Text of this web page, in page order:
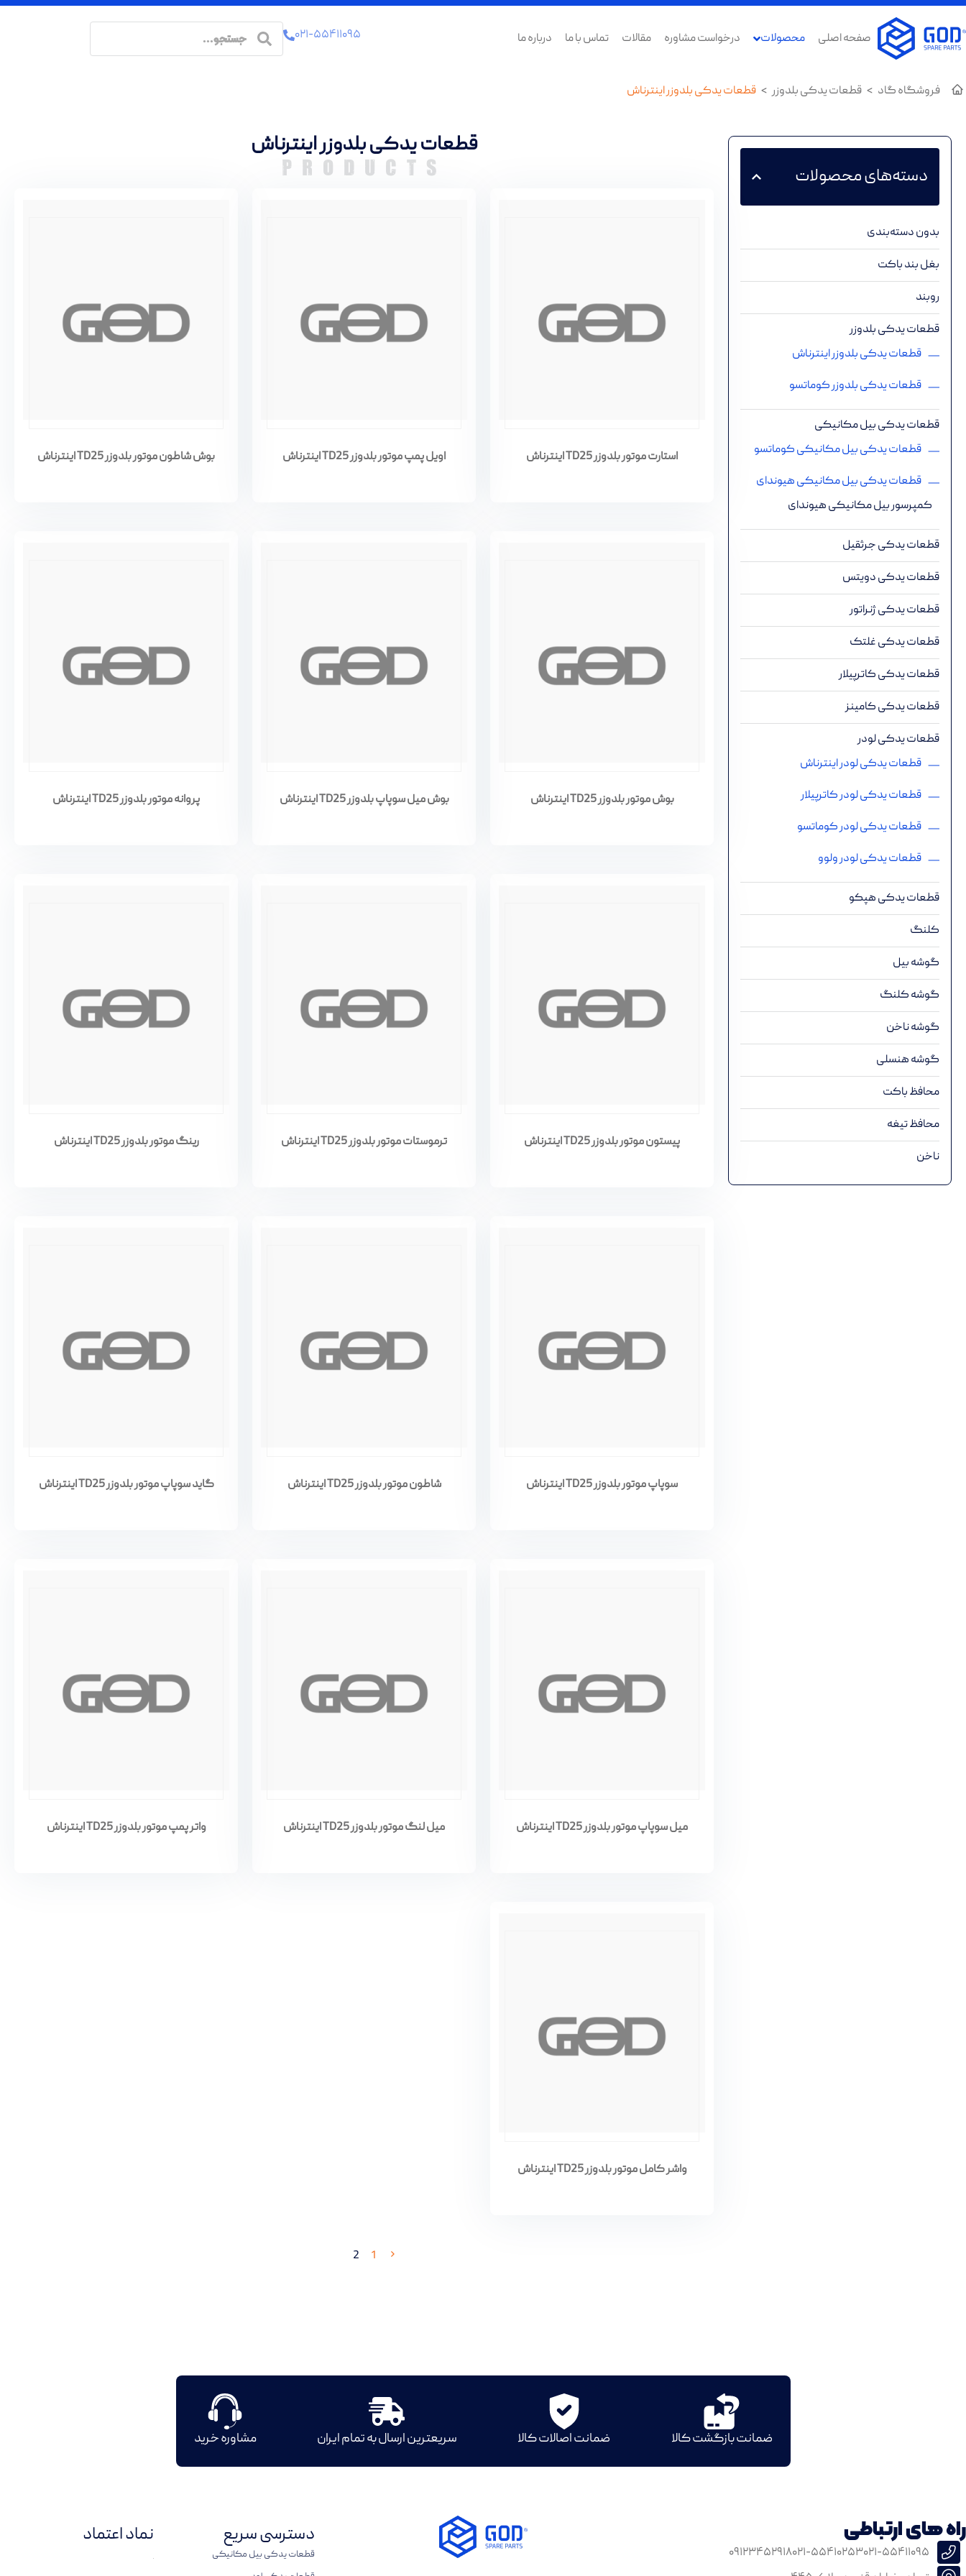
صفحه اصلی محصولات درخواست مشاوره مقالات تماس با ما درباره ما ۰۲۱-۵۵۴۱۱۰۹۵
فروشگاه گاد > قطعات یدکی بلدوزر > قطعات یدکی بلدوزر اینترناش
دسته‌های محصولات
بدون دسته‌بندی
بغل بند باکت
روبند
قطعات یدکی بلدوزر
قطعات یدکی بلدوزر اینترناش
قطعات یدکی بلدوزر کوماتسو
قطعات یدکی بیل مکانیکی
قطعات یدکی بیل مکانیکی کوماتسو
قطعات یدکی بیل مکانیکی هیوندای
کمپرسور بیل مکانیکی هیوندای
قطعات یدکی جرثقیل
قطعات یدکی دویتس
قطعات یدکی ژنراتور
قطعات یدکی غلتک
قطعات یدکی کاترپیلار
قطعات یدکی کامینز
قطعات یدکی لودر
قطعات یدکی لودر اینترناش
قطعات یدکی لودر کاترپیلار
قطعات یدکی لودر کوماتسو
قطعات یدکی لودر ولوو
قطعات یدکی هپکو
کلنگ
گوشه بیل
گوشه کلنگ
گوشه ناخن
گوشه هنسلی
محافظ باکت
محافظ تیغه
ناخن
قطعات یدکی بلدوزر اینترناش
PRODUCTS
استارت موتور بلدوزر TD25 اینترناش اویل پمپ موتور بلدوزر TD25 اینترناش بوش شاطون موتور بلدوزر TD25 اینترناش
بوش موتور بلدوزر TD25 اینترناش بوش میل سوپاپ بلدوزر TD25 اینترناش پروانه موتور بلدوزر TD25 اینترناش
پیستون موتور بلدوزر TD25 اینترناش ترموستات موتور بلدوزر TD25 اینترناش رینگ موتور بلدوزر TD25 اینترناش
سوپاپ موتور بلدوزر TD25 اینترناش شاطون موتور بلدوزر TD25 اینترناش گاید سوپاپ موتور بلدوزر TD25 اینترناش
میل سوپاپ موتور بلدوزر TD25 اینترناش میل لنگ موتور بلدوزر TD25 اینترناش واتر پمپ موتور بلدوزر TD25 اینترناش
واشر کامل موتور بلدوزر TD25 اینترناش
1
2
ضمانت بازگشت کالا ضمانت اصالات کالا سریعترین ارسال به تمام ایران مشاوره خرید
راه های ارتباطی
۰۲۱-۵۵۴۱۱۰۹۵۰۲۱-۵۵۴۱۰۲۵۳۰۹۱۲۳۴۵۲۹۱۸
دسترسی سریع
قطعات یدکی بیل مکانیکی
نماد اعتماد